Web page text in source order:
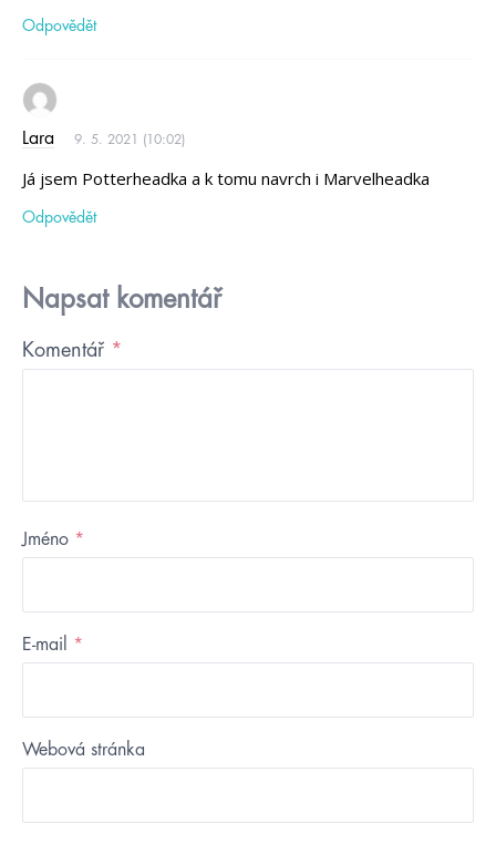
Odpovědět
Lara 9. 5. 2021 (10:02)
Já jsem Potterheadka a k tomu navrch i Marvelheadka
Odpovědět
Napsat komentář
Komentář *
Jméno *
E-mail *
Webová stránka